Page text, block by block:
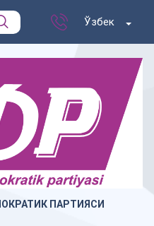
Ўзбек
ПАРТИЯСИ